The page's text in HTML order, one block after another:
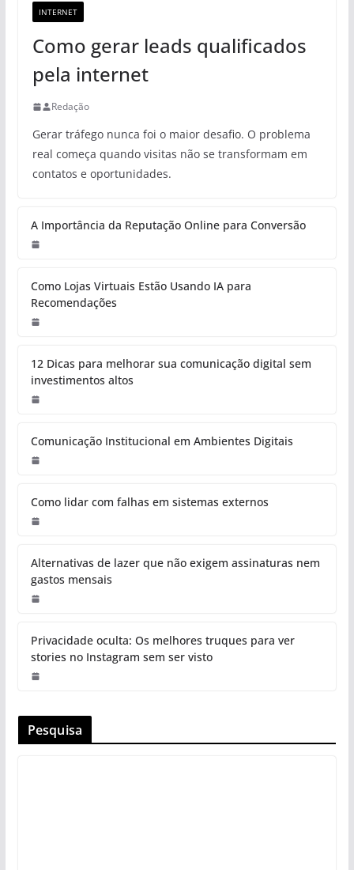
INTERNET
Como gerar leads qualificados
pela internet
Redação
Gerar tráfego nunca foi o maior desafio. O problema
real começa quando visitas não se transformam em
contatos e oportunidades.
A Importância da Reputação Online para Conversão
Como Lojas Virtuais Estão Usando IA para
Recomendações
12 Dicas para melhorar sua comunicação digital sem
investimentos altos
Comunicação Institucional em Ambientes Digitais
Como lidar com falhas em sistemas externos
Alternativas de lazer que não exigem assinaturas nem
gastos mensais
Privacidade oculta: Os melhores truques para ver
stories no Instagram sem ser visto
Pesquisa